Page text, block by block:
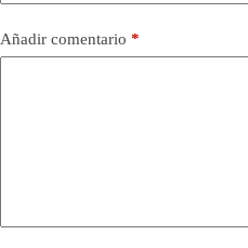
Añadir comentario *